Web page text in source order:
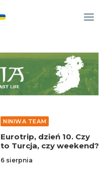
NINIWA TEAM
Eurotrip, dzień 10. Czy
to Turcja, czy weekend?
6 sierpnia